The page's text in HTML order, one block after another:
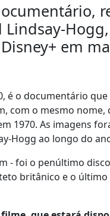
em
é o documentário
com o mesmo nome,
1970. As imagens
Hogg ao longo do
- foi o penúltimo
britânico e o último